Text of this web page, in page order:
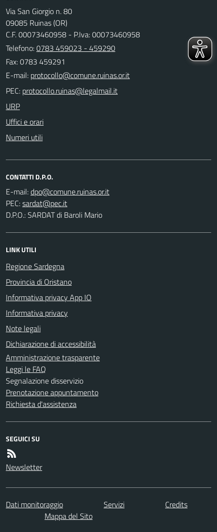
Via San Giorgio n. 80
09085 Ruinas (OR)
C.F. 00073460958 - P.Iva: 00073460958
Telefono:0783 459023 - 459290
Fax: 0783 459291
E-mail:
PEC:
URP
Uffici e orari
Numeri utili
CONTATTI D.P.O.
E-mail:
PEC:
D.P.O.: SARDAT di Baroli Mario
LINK UTILI
Regione Sardegna
Provincia di Oristano
Informativa privacy App IO
Informativa privacy
Note legali
Dichiarazione di accessibilità
Amministrazione trasparente
Leggi le FAQ
Segnalazione disservizio
Prenotazione appuntamento
Richiesta d'assistenza
SEGUICI SU
Newsletter
Dati monitoraggio Servizi
Credits
Mappa del Sito